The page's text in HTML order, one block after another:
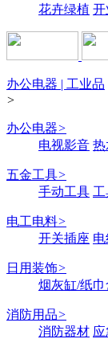
花卉绿植 开
办公电器 | 工业品
>
办公电器>
电视影音 热
五金工具>
手动工具
电工电料>
开关插座
日用装饰>
烟灰缸/纸
消防用品>
消防器材